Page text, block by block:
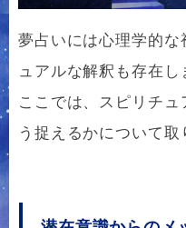
夢占いには心理学的
ュアルな解釈も存在し
ここでは、スピリチ
う捉えるかについて取